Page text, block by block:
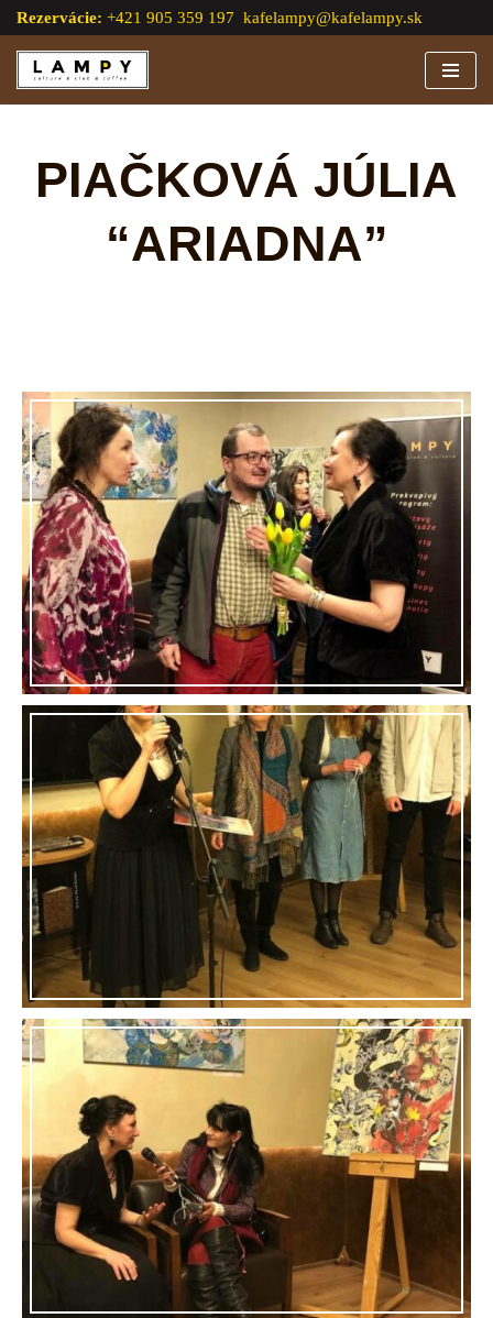
Preskočiť
na
Rezervácie: +421 905 359 197 kafelampy@kafelampy.sk
PIAČKOVÁ JÚLIA
“ARIADNA”